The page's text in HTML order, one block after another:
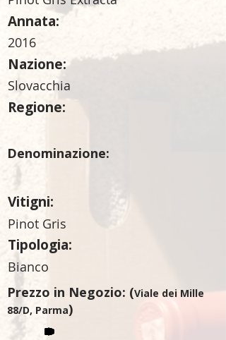
Annata:
2016
Nazione:
Slovacchia
Regione:
Denominazione:
Vitigni:
Pinot Gris
Tipologia:
Bianco
Prezzo in Negozio: (Viale dei Mille
88/D, Parma)